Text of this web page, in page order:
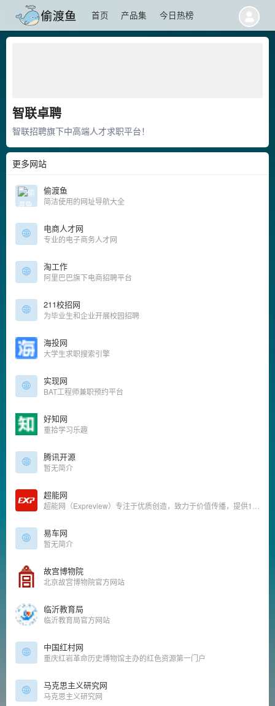
首页 产品集 今日热榜
智联卓聘
智联招聘旗下中高端人才求职平台！
更多网站
偷渡鱼
简洁使用的网址导航大全
电商人才网
专业的电子商务人才网
淘工作
阿里巴巴旗下电商招聘平台
211校招网
为毕业生和企业开展校园招聘
海投网
大学生求职搜索引擎
实现网
BAT工程师兼职预约平台
好知网
重拾学习乐趣
腾讯开源
暂无简介
超能网
易车网
暂无简介
故宫博物院
北京故宫博物院官方网站
临沂教育局
临沂教育局官方网站
中国红村网
重庆红岩革命历史博物馆主办的红色资源第一门户
马克思主义研究网
马克思主义研究网